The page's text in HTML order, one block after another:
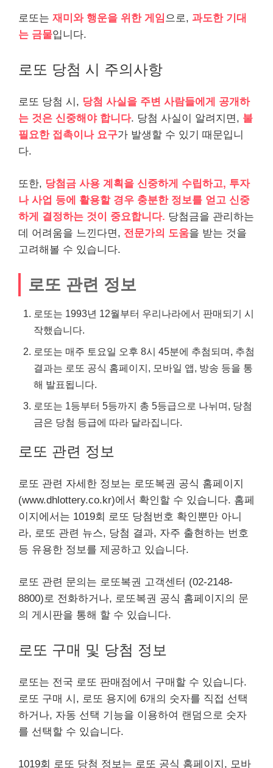
로또는 재미와 행운을 위한 게임 으로, 과도한 기대
는 금물입니다.
로또 당첨 시 주의사항
로또 당첨 시, 당첨 사실을 주변 사람들에게 공개하
는 것은 신중해야 합니다. 당첨 사실이 알려지면, 불
필요한 접촉이나 요구가 발생할 수 있기 때문입니
다.
또한, 당첨금 사용 계획을 신중하게 수립하고, 투자
나 사업 등에 활용할 경우 충분한 정보를 얻고 신중
하게 결정하는 것이 중요합니다. 당첨금을 관리하는
데 어려움을 느낀다면, 전문가의 도움을 받는 것을
고려해볼 수 있습니다.
로또 관련 정보
로또는 1993년 12월부터 우리나라에서 판매되기 시
작했습니다.
로또는 매주 토요일 오후 8시 45분에 추첨되며, 추첨
결과는 로또 공식 홈페이지, 모바일 앱, 방송 등을 통
해 발표됩니다.
로또는 1등부터 5등까지 총 5등급으로 나뉘며, 당첨
금은 당첨 등급에 따라 달라집니다.
로또 관련 정보
로또 관련 자세한 정보는 로또복권 공식 홈페이지
(www.dhlottery.co.kr)에서 확인할 수 있습니다. 홈페
이지에서는 1019회 로또 당첨번호 확인뿐만 아니
라, 로또 관련 뉴스, 당첨 결과, 자주 출현하는 번호
등 유용한 정보를 제공하고 있습니다.
로또 관련 문의는 로또복권 고객센터 (02-2148-
8800)로 전화하거나, 로또복권 공식 홈페이지의 문
의 게시판을 통해 할 수 있습니다.
로또 구매 및 당첨 정보
로또는 전국 로또 판매점에서 구매할 수 있습니다.
로또 구매 시, 로또 용지에 6개의 숫자를 직접 선택
하거나, 자동 선택 기능을 이용하여 랜덤으로 숫자
를 선택할 수 있습니다.
1019회 로또 당첨 정보는 로또 공식 홈페이지, 모바